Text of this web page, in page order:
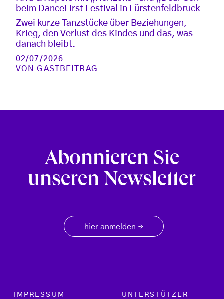
beim DanceFirst Festival in Fürstenfeldbruck
Zwei kurze Tanzstücke über Beziehungen,
Krieg, den Verlust des Kindes und das, was
danach bleibt.
02/07/2026
VONGASTBEITRAG
Abonnieren Sie
unseren Newsletter
hier anmelden →
Footer menu
IMPRESSUM
UNTERSTÜTZER